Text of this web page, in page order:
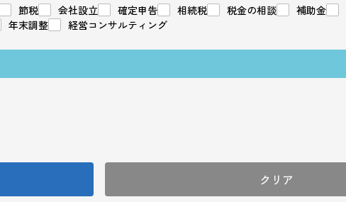
節税 会社設立 確定申告 相続税 税金の相談 補助金
年末調整 経営コンサルティング
クリア